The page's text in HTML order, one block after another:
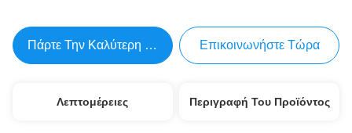
Πάρτε Την Καλύτερη Τιμή Επικοινωνήστε Τώρα
Λεπτομέρειες Περιγραφή Του Προϊόντος